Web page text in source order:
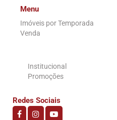
Menu
Imóveis por Temporada
Venda
Institucional
Promoções
Redes Sociais